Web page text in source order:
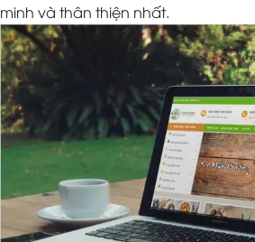
minh và thân thiện nhất.